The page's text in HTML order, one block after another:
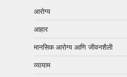
आरोग्य
आहार
मानसिक आरोग्य आणि जीवनशैली
व्यायाम